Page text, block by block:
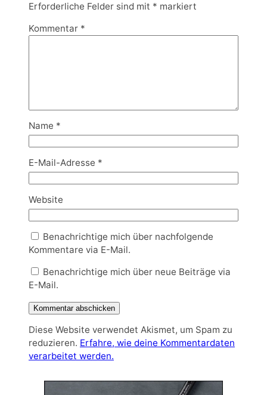
Erforderliche Felder sind mit * markiert
Kommentar *
Name *
E-Mail-Adresse *
Website
Benachrichtige mich über nachfolgende
Kommentare via E-Mail.
Benachrichtige mich über neue Beiträge via
E-Mail.
Diese Website verwendet Akismet, um Spam zu
reduzieren. Erfahre, wie deine Kommentardaten
verarbeitet werden.